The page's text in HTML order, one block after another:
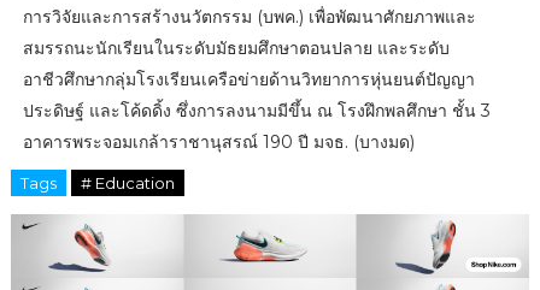
การวิจัยและการสร้างนวัตกรรม (บพค.) เพื่อพัฒนาศักยภาพและ
สมรรถนะนักเรียนในระดับมัธยมศึกษาตอนปลาย และระดับ
อาชีวศึกษากลุ่มโรงเรียนเครือข่ายด้านวิทยาการหุ่นยนต์ปัญญา
ประดิษฐ์ และโค้ดดิ้ง ซึ่งการลงนามมีขึ้น ณ โรงฝึกพลศึกษา ชั้น 3
อาคารพระจอมเกล้าราชานุสรณ์ 190 ปี มจธ. (บางมด)
Tags # Education